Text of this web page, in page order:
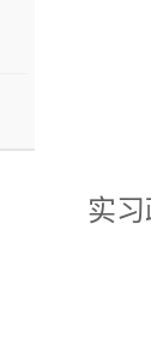
实习